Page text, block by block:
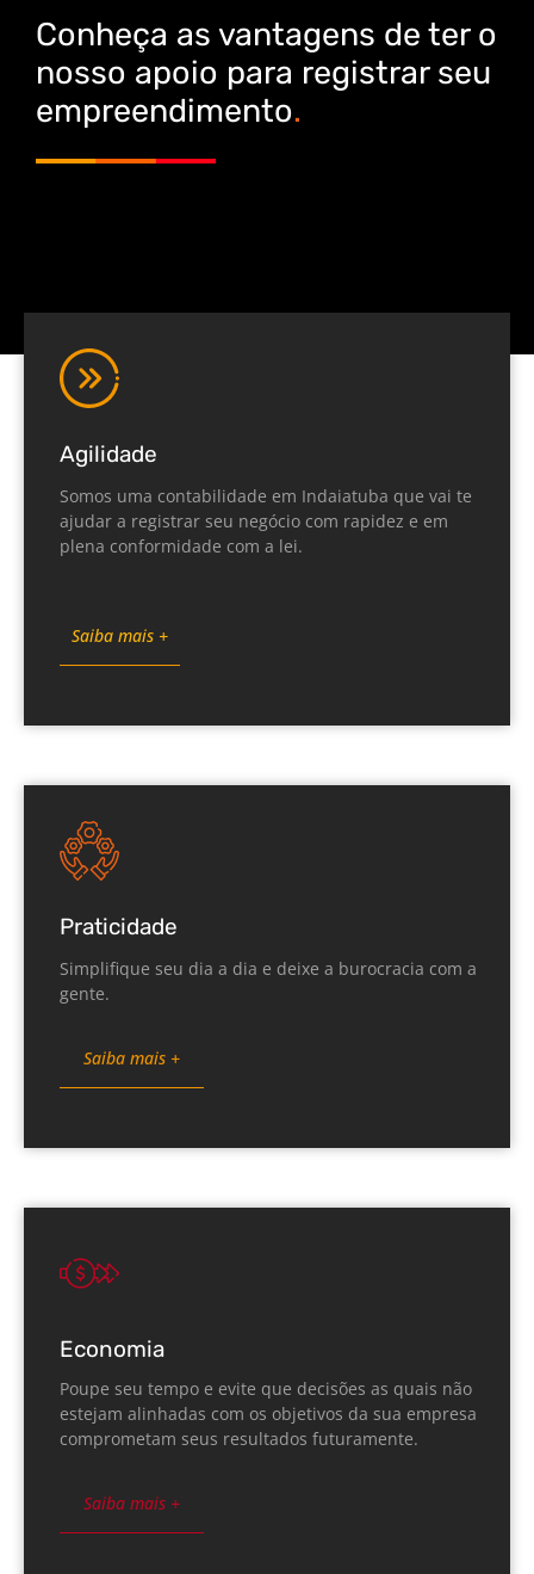
Conheça as vantagens de ter o
nosso apoio para registrar seu
empreendimento.
Agilidade
Somos uma contabilidade em Indaiatuba que vai te
ajudar a registrar seu negócio com rapidez e em
plena conformidade com a lei.
Saiba mais +
Praticidade
Simplifique seu dia a dia e deixe a burocracia com a
gente.
Saiba mais +
Economia
Poupe seu tempo e evite que decisões as quais não
estejam alinhadas com os objetivos da sua empresa
comprometam seus resultados futuramente.
Saiba mais +